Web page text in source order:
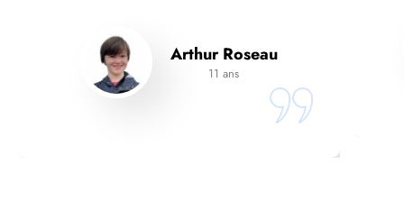
Arthur Roseau
11 ans